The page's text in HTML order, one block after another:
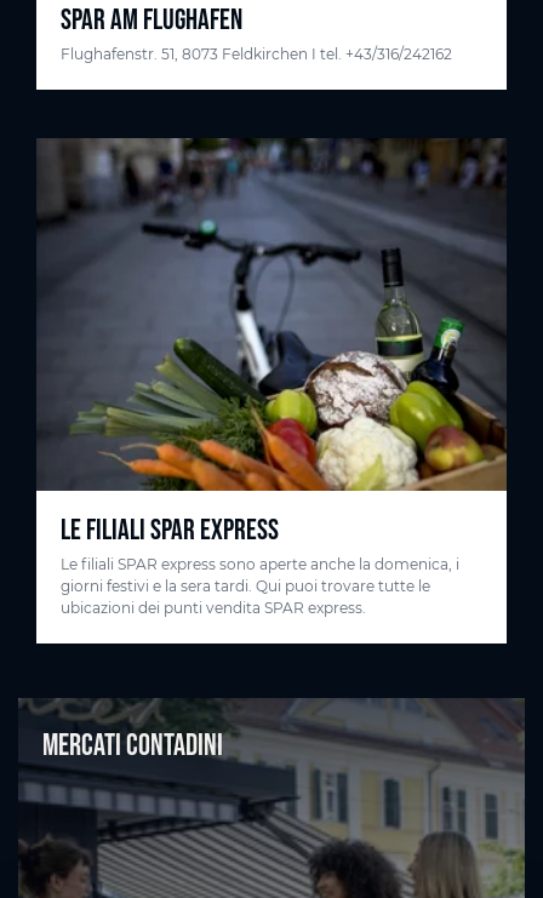
SPAR AM FLUGHAFEN
Flughafenstr. 51, 8073 Feldkirchen I tel. +43/316/242162
LE FILIALI SPAR EXPRESS
Le filiali SPAR express sono aperte anche la domenica, i
giorni festivi e la sera tardi. Qui puoi trovare tutte le
ubicazioni dei punti vendita SPAR express.
Mercati contadini